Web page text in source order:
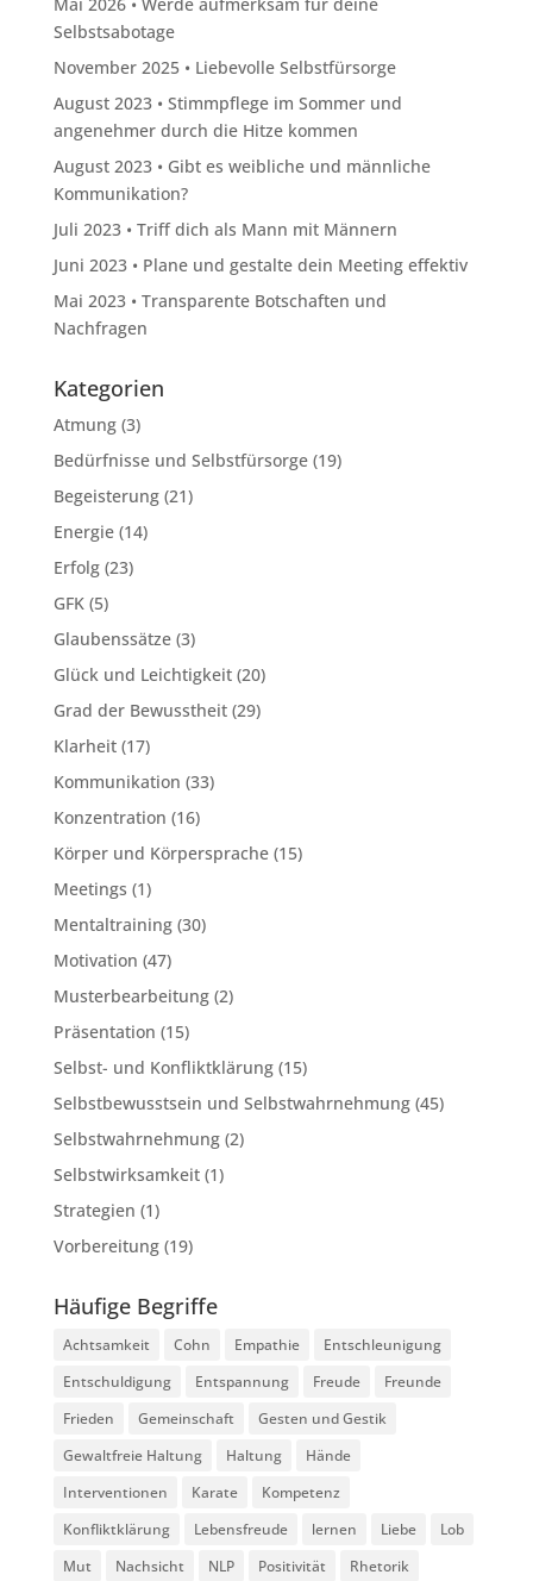
Selbstsabotage
November 2025 • Liebevolle Selbstfürsorge
August 2023 • Stimmpflege im Sommer und
angenehmer durch die Hitze kommen
August 2023 • Gibt es weibliche und männliche
Kommunikation?
Juli 2023 • Triff dich als Mann mit Männern
Juni 2023 • Plane und gestalte dein Meeting effektiv
Mai 2023 • Transparente Botschaften und
Nachfragen
Kategorien
Atmung(3)
Bedürfnisse und Selbstfürsorge(19)
Begeisterung(21)
Energie(14)
Erfolg(23)
GFK(5)
Glaubenssätze(3)
Glück und Leichtigkeit(20)
Grad der Bewusstheit(29)
Klarheit(17)
Kommunikation (33)
Konzentration (16)
Körper und Körpersprache(15)
Meetings (1)
Mentaltraining(30)
Motivation (47)
Musterbearbeitung(2)
Präsentation (15)
Selbst- und Konfliktklärung(15)
Selbstbewusstsein und Selbstwahrnehmung(45)
Selbstwahrnehmung(2)
Selbstwirksamkeit(1)
Strategien (1)
Vorbereitung(19)
Häufige Begriffe
Achtsamkeit Cohn Empathie
Entschleunigung
Entschuldigung
Entspannung Freude
Freunde
Frieden
Gemeinschaft
Gesten und Gestik
Gewaltfreie Haltung
Haltung
Hände
Interventionen
Karate
Kompetenz
Konfliktklärung
Lebensfreude lernen Liebe
Lob
Mut
Nachsicht NLP Positivität
Rhetorik